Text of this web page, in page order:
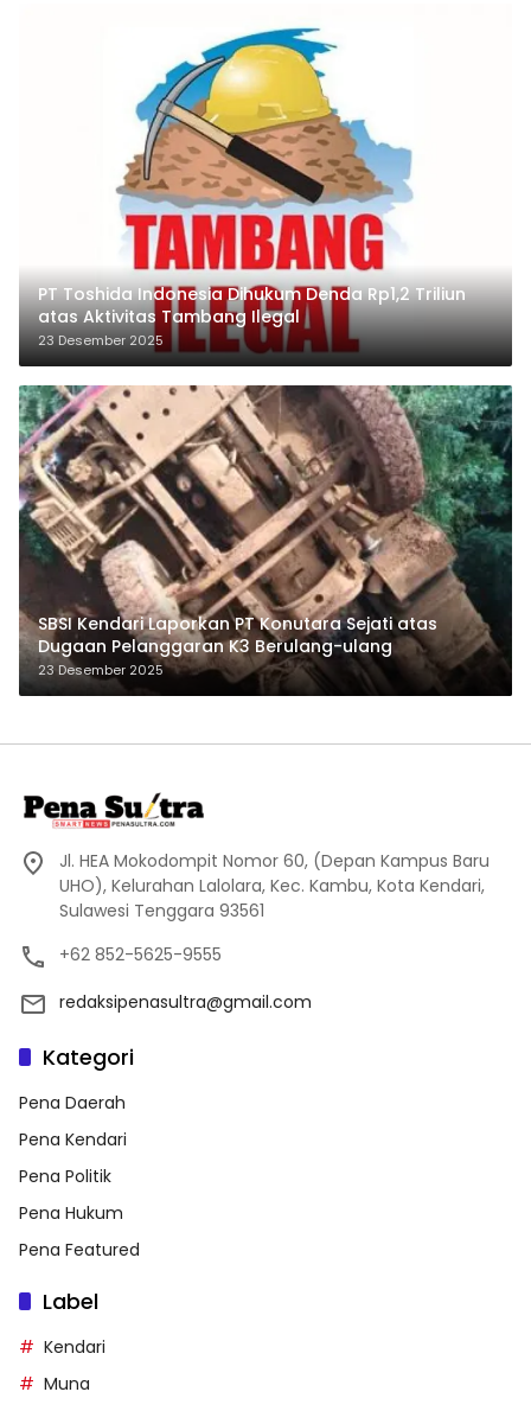
PT Toshida Indonesia Dihukum Denda Rp1,2 Triliun
atas Aktivitas Tambang Ilegal
23 Desember 2025
SBSI Kendari Laporkan PT Konutara Sejati atas
Dugaan Pelanggaran K3 Berulang-ulang
23 Desember 2025
Jl. HEA Mokodompit Nomor 60, (Depan Kampus Baru
UHO), Kelurahan Lalolara, Kec. Kambu, Kota Kendari,
Sulawesi Tenggara 93561
+62 852-5625-9555
redaksipenasultra@gmail.com
Kategori
Pena Daerah
Pena Kendari
Pena Politik
Pena Hukum
Pena Featured
Label
Kendari
Muna